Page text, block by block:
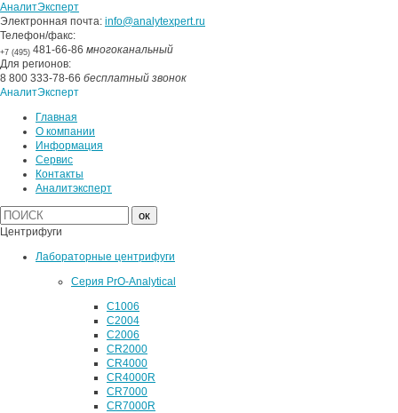
АналитЭксперт
Электронная почта: info@analytexpert.ru
Телефон/факс:
+7 (495) 481-66-86 многоканальный
Для регионов:
8 800 333-78-66 бесплатный звонок
АналитЭксперт
Главная
О компании
Информация
Сервис
Контакты
Аналитэксперт
Центрифуги
Лабораторные центрифуги
Серия PrO-Analytical
C1006
C2004
C2006
CR2000
CR4000
CR4000R
CR7000
CR7000R